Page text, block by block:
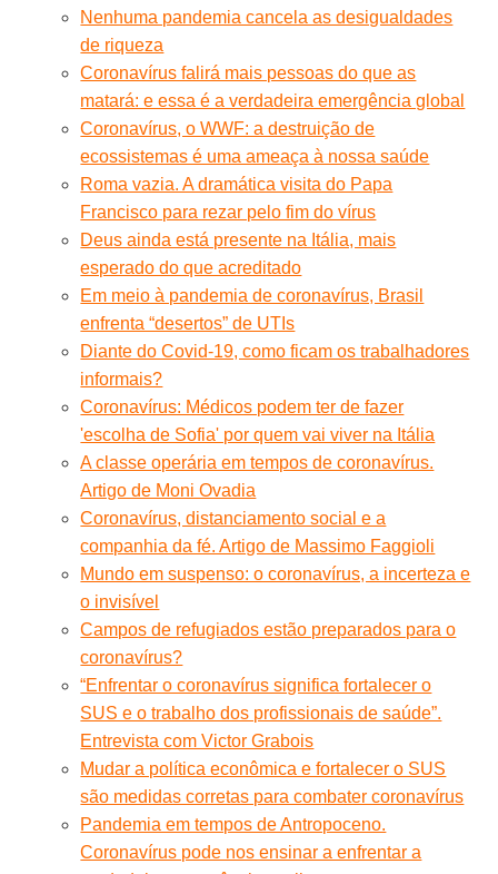
Nenhuma pandemia cancela as desigualdades
de riqueza
Coronavírus falirá mais pessoas do que as
matará: e essa é a verdadeira emergência global
Coronavírus, o WWF: a destruição de
ecossistemas é uma ameaça à nossa saúde
Roma vazia. A dramática visita do Papa
Francisco para rezar pelo fim do vírus
Deus ainda está presente na Itália, mais
esperado do que acreditado
Em meio à pandemia de coronavírus, Brasil
enfrenta “desertos” de UTIs
Diante do Covid-19, como ficam os trabalhadores
informais?
Coronavírus: Médicos podem ter de fazer
'escolha de Sofia' por quem vai viver na Itália
A classe operária em tempos de coronavírus.
Artigo de Moni Ovadia
Coronavírus, distanciamento social e a
companhia da fé. Artigo de Massimo Faggioli
Mundo em suspenso: o coronavírus, a incerteza e
o invisível
Campos de refugiados estão preparados para o
coronavírus?
“Enfrentar o coronavírus significa fortalecer o
SUS e o trabalho dos profissionais de saúde”.
Entrevista com Victor Grabois
Mudar a política econômica e fortalecer o SUS
são medidas corretas para combater coronavírus
Pandemia em tempos de Antropoceno.
Coronavírus pode nos ensinar a enfrentar a